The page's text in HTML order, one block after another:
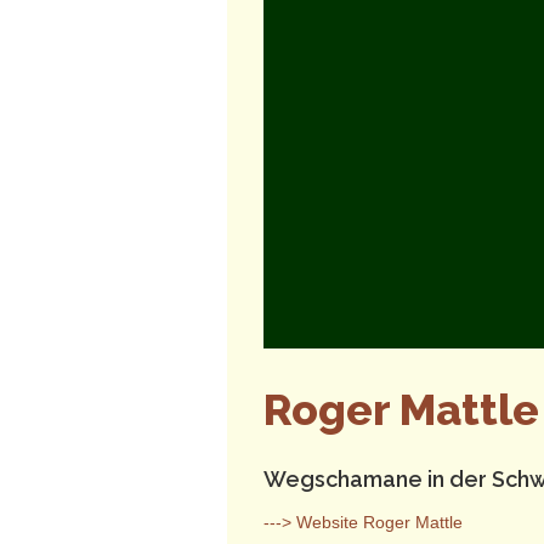
Roger Mattle
Wegschamane in der
---> Website Roger Mattle